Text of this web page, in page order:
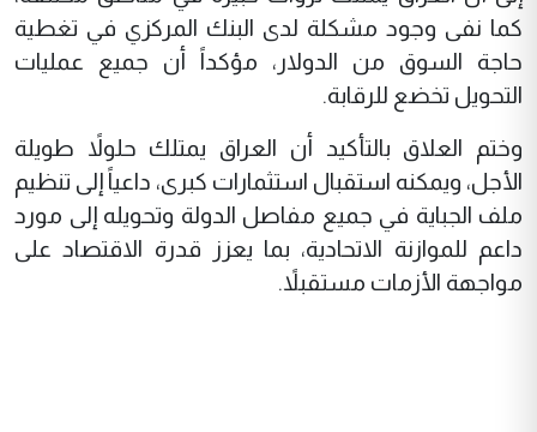
كما نفى وجود مشكلة لدى البنك المركزي في تغطية
حاجة السوق من الدولار، مؤكداً أن جميع عمليات
التحويل تخضع للرقابة.
وختم العلاق بالتأكيد أن العراق يمتلك حلولاً طويلة
الأجل، ويمكنه استقبال استثمارات كبرى، داعياً إلى تنظيم
ملف الجباية في جميع مفاصل الدولة وتحويله إلى مورد
داعم للموازنة الاتحادية، بما يعزز قدرة الاقتصاد على
مواجهة الأزمات مستقبلاً.